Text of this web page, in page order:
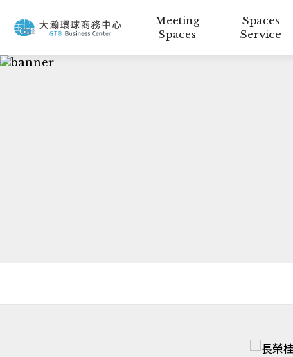
Meeting
Spaces
Spaces
Service